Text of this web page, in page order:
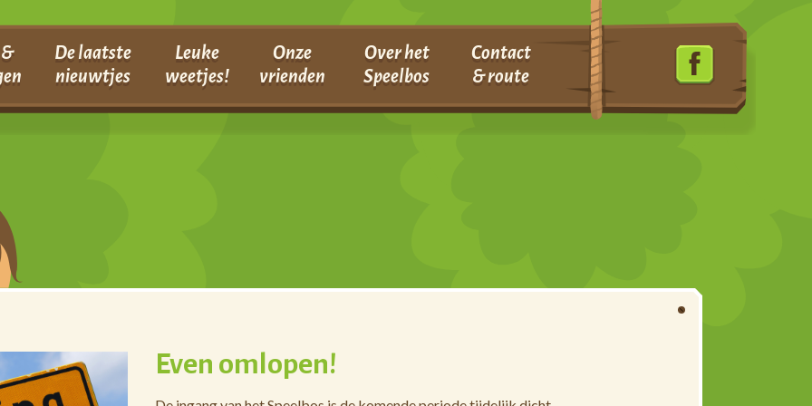
De laatste
nieuwtjes
Leuke
weetjes!
Onze
vrienden
Over het
Speelbos
Contact
& route
Even omlopen!